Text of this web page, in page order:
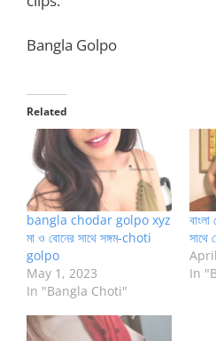
Bangla Golpo
Related
bangla chodar golpo xyz
মা ও বোনের সাথে সঙ্গম-choti
golpo
May 1, 2023
In "Bangla Choti"
সাথে
In